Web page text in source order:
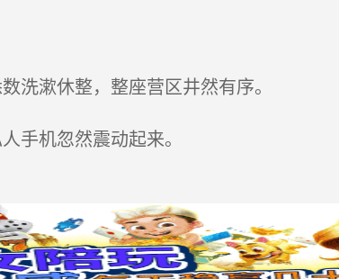
漱休整，整座营区井然有序。
手机忽然震动起来。